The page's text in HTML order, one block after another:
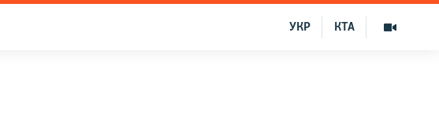
КТА
УКР